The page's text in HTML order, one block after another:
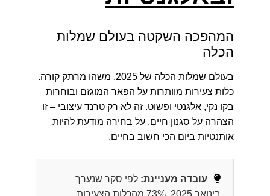
המהפכה השקטה בעולם שמלות
הכלה
בעולם שמלות הכלה של 2025, משהו מרתק קורה.
כלות צעירות מוותרות על הפאר המוגזם ובוחרות
בקו נקי, אלגנטי ופשוט. זה לא רק טרנד עיצובי – זו
הצהרה על סגנון חיים, על בחירה מודעת להיות
אותנטיות ביום הכי חשוב בחיים.
עובדה מעניינת: לפי סקר שנערך
בינואר 2025, 73% מהכלות הצעירות